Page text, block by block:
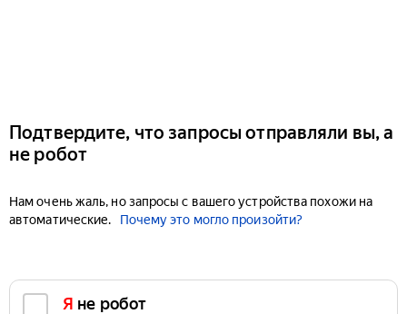
Подтвердите, что запросы отправляли вы, а
не робот
Нам очень жаль, но запросы с вашего устройства похожи на
автоматические.
Почему это могло произойти?
Я не робот